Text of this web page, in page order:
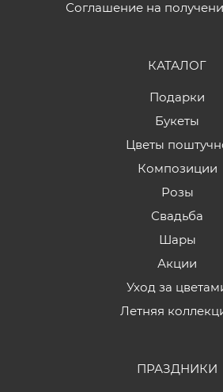
Соглашение на
КАТАЛОГ
Подарки
Букеты
Цветы
Композиции
Розы
Свадьба
Шары
Акции
Уход за
Летняя
ПРАЗДНИКИ